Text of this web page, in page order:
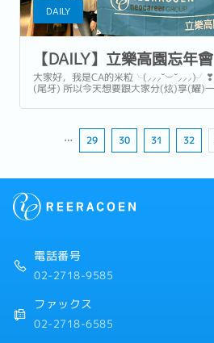
DAILY
【DAILY】立樂高園忘年會
大家好，我是CA的米粒
(尾牙) 所以今天想要跟大家分(炫)享(耀)
店如其名，彷彿來到了一片綠意盎然的叢
… 29 30 31 32
電話番号
02-2718-9585
ファックス
02-2718-6585